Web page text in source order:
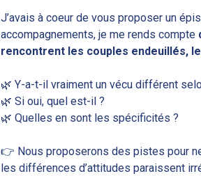
J’avais à coeur de vous proposer un
accompagnements, je me rends compte
rencontrent les couples endeuillés,
🌿 Y-a-t-il vraiment un vécu différent
🌿 Si oui, quel est-il ?
🌿 Quelles en sont les spécificités ?
👉 Nous proposerons des pistes pour
les différences d’attitudes paraissent